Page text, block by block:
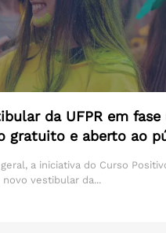
da UFPR em fase
gratuito e aberto ao
a iniciativa do Curso
vestibular da...